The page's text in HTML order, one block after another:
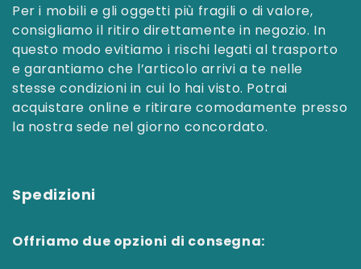
Per i mobili e gli oggetti più fragili o di valore,
consigliamo il ritiro direttamente in negozio. In
questo modo evitiamo i rischi legati al trasporto
e garantiamo che l’articolo arrivi a te nelle
stesse condizioni in cui lo hai visto. Potrai
acquistare online e ritirare comodamente presso
la nostra sede nel giorno concordato.
Spedizioni
Offriamo due opzioni di consegna: